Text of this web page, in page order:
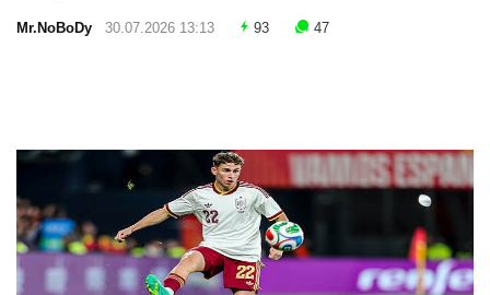
Mr.NoBoDy 30.07.2026 13:13 93 47